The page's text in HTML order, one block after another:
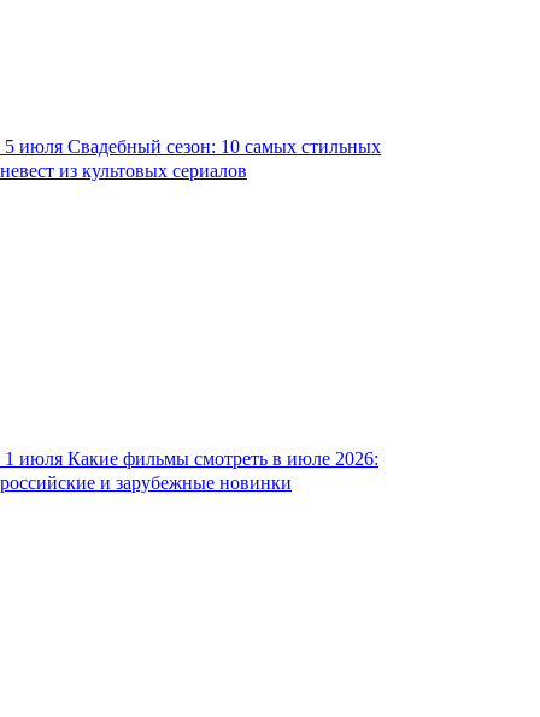
5 июля Свадебный сезон: 10 самых стильных
невест из культовых сериалов
1 июля Какие фильмы смотреть в июле 2026:
российские и зарубежные новинки